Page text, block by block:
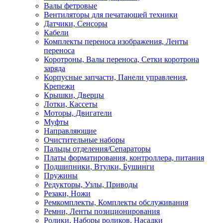
Валы фетровые
Вентиляторы для печатающей техники
Датчики, Сенсоры
Кабели
Комплекты переноса изображения, Ленты
переноса
Коротроны, Валы переноса, Сетки коротрона
заряда
Корпусные запчасти, Панели управления,
Крепежи
Крышки, Дверцы
Лотки, Кассеты
Моторы, Двигатели
Муфты
Направляющие
Очистительные наборы
Пальцы отделения/Сепараторы
Платы форматирования, контроллера, питания
Подшипники, Втулки, Бушинги
Пружины
Редукторы, Узлы, Приводы
Резаки, Ножи
Ремкомплекты, Комплекты обслуживания
Ремни, Ленты позиционирования
Ролики, Наборы роликов, Насадки